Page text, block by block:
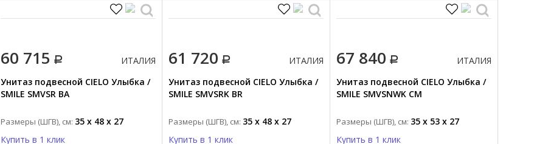
60 715
ИТАЛИЯ
Унитаз подвесной CIELO Улыбка /
SMILE SMVSR BA
Размеры (ШГВ), см: 35 x 48 x 27
Купить в 1 клик
61 720
ИТАЛИЯ
Унитаз подвесной CIELO Улыбка /
SMILE SMVSRK BR
Размеры (ШГВ), см: 35 x 48 x 27
Купить в 1 клик
67 840
ИТАЛИЯ
Унитаз подвесной CIELO Улыбка /
SMILE SMVSNWK CM
Размеры (ШГВ), см: 35 x 53 x 27
Купить в 1 клик